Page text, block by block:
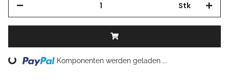
Stk
Loading... Komponenten werden geladen ...